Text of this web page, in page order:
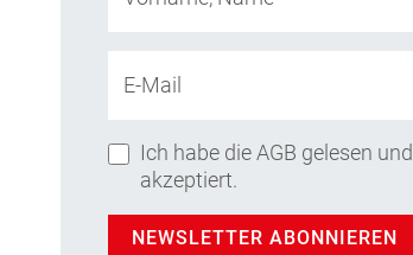
E-Mail
Ich habe die AGB gelesen und
akzeptiert.
NEWSLETTER ABONNIEREN